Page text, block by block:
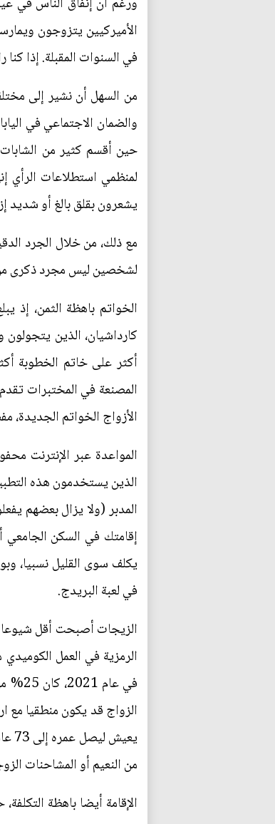
الأميركيين يتزوجون
في السنوات المقبلة. إذا
من السهل أن نشير إلى
يشعرون بقلق بالغ أو شديد
مع ذلك، من خلال الجرد
لشخصين ليس مجرد ذكرى من
كارداشيان، الذين
أكثر على خاتم الخطوبة
المصنعة في المختبرات
الأزواج الخواتم الجديدة،
المواعدة عبر الإنترنت
الذين يستخدمون هذه
المدبر (ولا يزال بعضهم
إقامتك في السكن الجامعي
يكلف سوى القليل نسبيا،
في لعبة البريدج.
الزيجات أصبحت أقل
من النعيم أو المشاحنات